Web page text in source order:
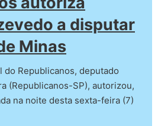
a disputar
Minas
do Republicanos, deputado
(Republicanos-SP), autorizou,
na noite desta sexta-feira (7)